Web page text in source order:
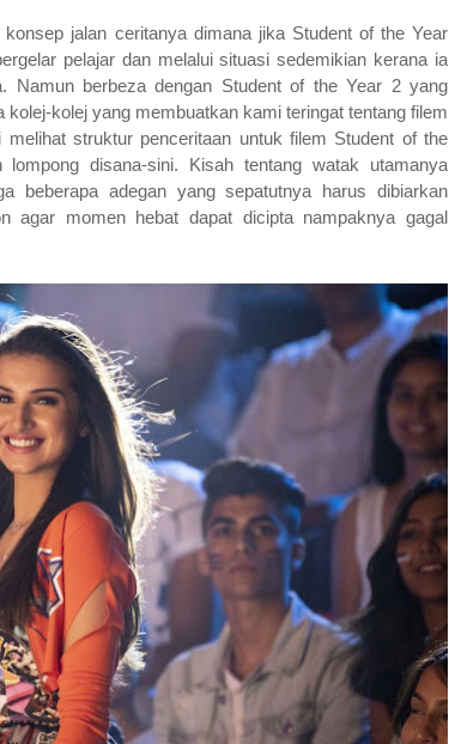
jalan ceritanya dimana jika Student of the Year
pelajar dan melalui situasi sedemikian kerana ia
Namun berbeza dengan Student of the Year 2 yang
kolej yang membuatkan kami teringat tentang filem
struktur penceritaan untuk filem Student of the
disana-sini. Kisah tentang watak utamanya
beberapa adegan yang sepatutnya harus dibiarkan
agar momen hebat dapat dicipta nampaknya gagal